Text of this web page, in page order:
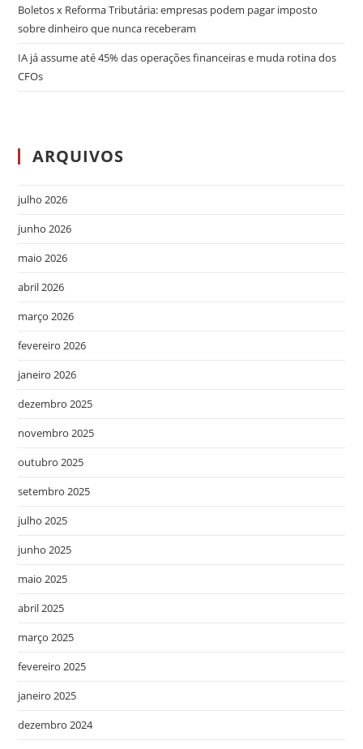
Boletos x Reforma Tributária: empresas podem pagar imposto
sobre dinheiro que nunca receberam
IA já assume até 45% das operações financeiras e muda rotina dos
CFOs
ARQUIVOS
julho 2026
junho 2026
maio 2026
abril 2026
março 2026
fevereiro 2026
janeiro 2026
dezembro 2025
novembro 2025
outubro 2025
setembro 2025
julho 2025
junho 2025
maio 2025
abril 2025
março 2025
fevereiro 2025
janeiro 2025
dezembro 2024